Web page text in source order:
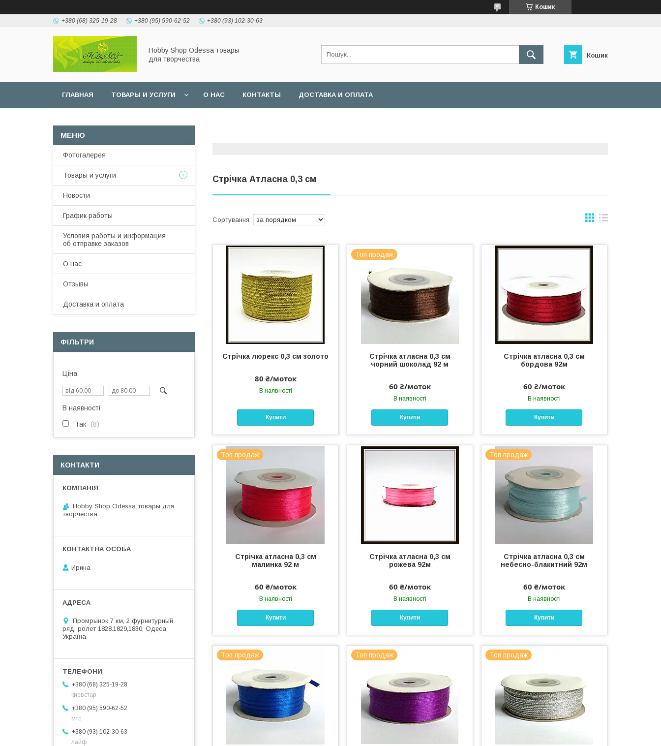
Кошик
+380 (68) 325-19-28 +380 (95) 590-62-52 +380 (93) 102-30-63
Hobbу Shop Odessa товары
для творчества
Кошик
ГЛАВНАЯ ТОВАРЫ И УСЛУГИ О НАС КОНТАКТЫ ДОСТАВКА И ОПЛАТА
Стрічка Атласна 0,3 см
Стрічка люрекс 0,3 см золото
80 ₴/моток
В наявності
Купити
Топ продаж
Стрічка атласна 0,3 см
чорний шоколад 92 м
60 ₴/моток
В наявності
Купити
Стрічка атласна 0,3 см
бордова 92м
60 ₴/моток
В наявності
Купити
Топ продаж
Стрічка атласна 0,3 см
малинка 92 м
60 ₴/моток
В наявності
Купити
Стрічка атласна 0,3 см
рожева 92м
60 ₴/моток
В наявності
Купити
Топ продаж
Стрічка атласна 0,3 см
небесно-блакитний 92м
60 ₴/моток
В наявності
Купити
Топ продаж Топ продаж Топ продаж
Фотогалерея
Товары и услуги
Новости
График работы
Условия работы и информация
об отправке заказов
О нас
Отзывы
Доставка и оплата
ФІЛЬТРИ
Ціна
В наявності
Так 8
КОНТАКТИ
Hobby Shop Odessa товары для
творчества
Ирина
Промрынок 7 км, 2 фурнитурный
ряд, ролет 1828.1829,1830, Одеса,
Україна
+380 (68) 325-19-28
киевстар
+380 (95) 590-62-52
мтс
+380 (93) 102-30-63
лайф